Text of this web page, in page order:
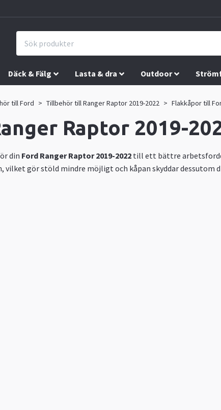
Däck & Fälg Lasta & dra Outdoor
till Ford Tillbehör till Ranger Raptor 2019-2022 Flakkåpor till
Raptor 2019-
din Ford Ranger Raptor 2019-2022 till ett bättre
gör stöld mindre möjligt och kåpan skyddar dessutom